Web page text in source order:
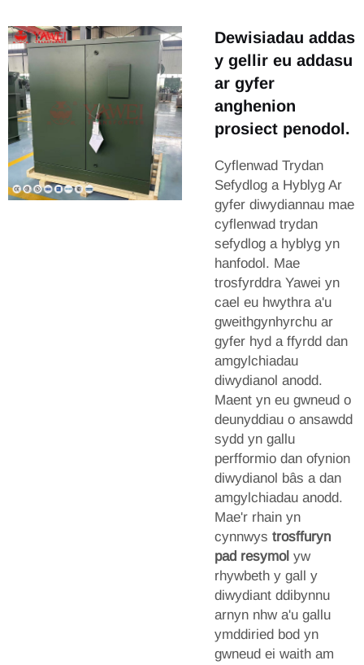
Dewisiadau addas
y gellir eu addasu
ar gyfer
anghenion
prosiect penodol.
Cyflenwad Trydan
Sefydlog a Hyblyg Ar
gyfer diwydiannau mae
cyflenwad trydan
sefydlog a hyblyg yn
hanfodol. Mae
trosfyrddra Yawei yn
cael eu hwythra a'u
gweithgynhyrchu ar
gyfer hyd a ffyrdd dan
amgylchiadau
diwydianol anodd.
Maent yn eu gwneud o
deunyddiau o ansawdd
sydd yn gallu
perfformio dan ofynion
diwydianol bâs a dan
amgylchiadau anodd.
Mae'r rhain yn
cynnwys trosffuryn
pad resymol yw
rhywbeth y gall y
diwydiant ddibynnu
arnyn nhw a'u gallu
ymddiried bod yn
gwneud ei waith am